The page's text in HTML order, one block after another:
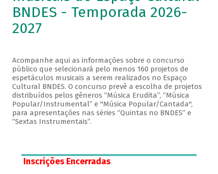
BNDES - Temporada 2026-
2027
Acompanhe aqui as informações sobre o concurso
público que selecionará pelo menos 160 projetos de
espetáculos musicais a serem realizados no Espaço
Cultural BNDES. O concurso prevê a escolha de projetos
distribuídos pelos gêneros “Música Erudita”, “Música
Popular/Instrumental” e "Música Popular/Cantada",
para apresentações nas séries “Quintas no BNDES” e
“Sextas Instrumentais”.
Inscrições Encerradas